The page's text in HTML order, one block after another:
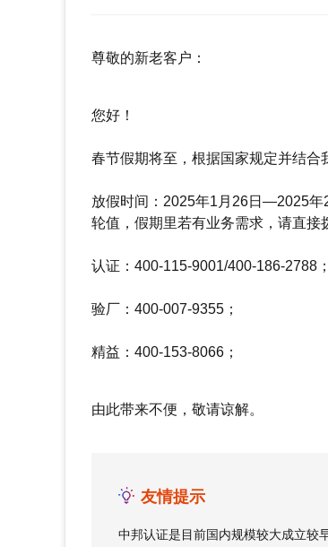
尊敬的新老客户：
您好！
春节假期将至，根据国家规定并结合
放假时间：2025年1月26日—2025年
轮值，假期里若有业务需求，请直接
认证：400-115-9001/400-186-2788；
验厂：400-007-9355；
精益：400-153-8066；
由此带来不便，敬请谅解。
友情提示
中邦认证是目前国内规模较大成立较